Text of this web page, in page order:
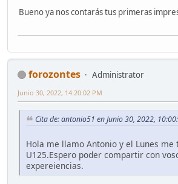
Bueno ya nos contarás tus primeras
forozontes
Administrator
Junio 30, 2022, 14:20:02 PM
Cita de: antonio51 en Junio 30, 2022,
Hola me llamo Antonio y el Lunes me
U125.Espero poder compartir con
expereiencias.